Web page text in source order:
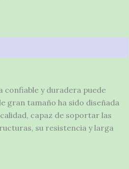
y duradera puede
gran tamaño ha sido diseñada
capaz de soportar las
su resistencia y larga